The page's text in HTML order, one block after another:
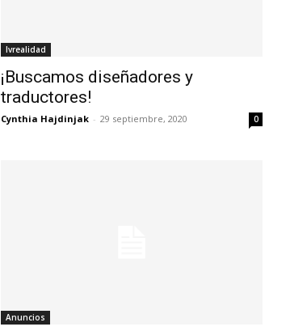
Ivrealidad
¡Buscamos diseñadores y
traductores!
Cynthia Hajdinjak - 29 septiembre, 2020 0
Anuncios